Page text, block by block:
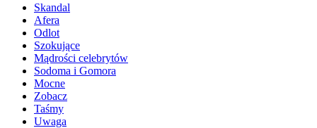
Skandal
Afera
Odlot
Szokujące
Mądrości celebrytów
Sodoma i Gomora
Mocne
Zobacz
Taśmy
Uwaga